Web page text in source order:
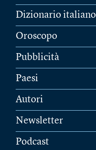
Dizionario italiano
Oroscopo
Pubblicità
Paesi
Autori
Newsletter
Podcast